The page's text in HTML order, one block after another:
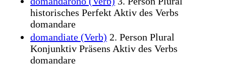
historisches Perfekt Aktiv des Verbs
domandare
domandiate (Verb) 2. Person Plural
Konjunktiv Präsens Aktiv des Verbs
domandare